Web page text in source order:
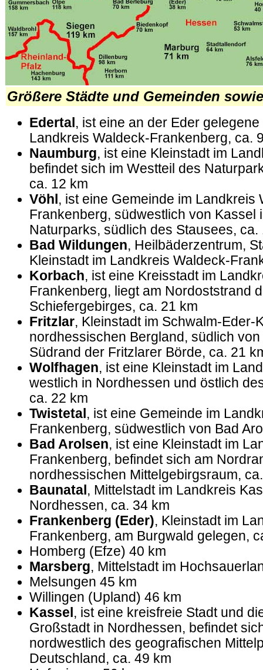
Größere Städte und Gemeinden
Edertal , ist eine an der Eder
Landkreis Waldeck-Frankenberg, ca.
Naumburg, ist eine Kleinstadt im
befindet sich im Westteil des
ca. 12 km
Vöhl , ist eine Gemeinde im Landkreis
Frankenberg, südwestlich von Kassel
Naturparks, südlich des Stausees, ca.
Bad Wildungen, Heilbäderzentrum,
Kleinstadt im Landkreis Waldeck-
Korbach, ist eine Kreisstadt im
Frankenberg, liegt am Nordoststrand
Schiefergebirges, ca. 21 km
Fritzlar, Kleinstadt im Schwalm-Eder-
nordhessischen Bergland, südlich
Südrand der Fritzlarer Börde, ca. 21
Wolfhagen, ist eine Kleinstadt im
westlich in Nordhessen und östlich
ca. 22 km
Twistetal , ist eine Gemeinde im
Frankenberg, südwestlich von Bad
Bad Arolsen, ist eine Kleinstadt im
Frankenberg, befindet sich am
nordhessischen Mittelgebirgsraum,
Baunatal , Mittelstadt im Landkreis
Nordhessen, ca. 34 km
Frankenberg (Eder), Kleinstadt im
Frankenberg, am Burgwald gelegen,
Homberg (Efze) 40 km
Marsberg, Mittelstadt im
Melsungen 45 km
Willingen (Upland) 46 km
Kassel , ist eine kreisfreie Stadt und
Großstadt in Nordhessen, befindet
nordwestlich des geografischen
Deutschland, ca. 49 km